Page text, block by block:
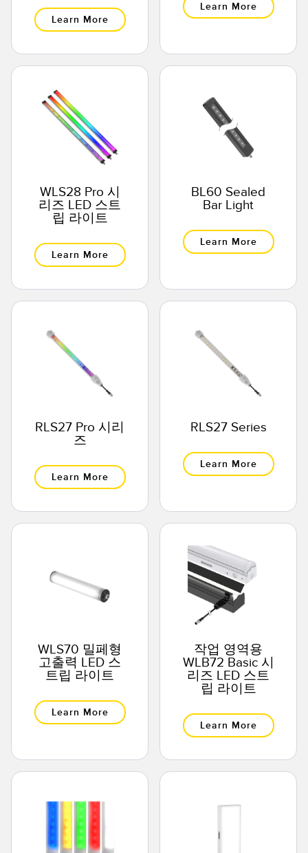
Learn More
Learn More
WLS28 Pro 시
리즈 LED 스트
립 라이트
Learn More
BL60 Sealed
Bar Light
Learn More
RLS27 Pro 시리
즈
Learn More
RLS27 Series
Learn More
WLS70 밀페형
고출력 LED 스
트립 라이트
Learn More
작업 영역용
WLB72 Basic 시
리즈 LED 스트
립 라이트
Learn More